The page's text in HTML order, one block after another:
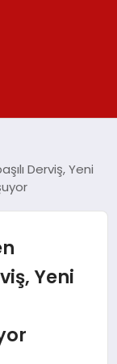
Derviş, Yeni
Yeni